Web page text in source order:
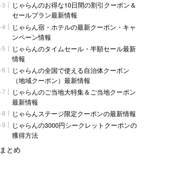
じゃらんのお得な10日間の割引クーポン＆
セールプラン最新情報
じゃらん宿・ホテルの最新クーポン・キャ
ンペーン情報
じゃらんのタイムセール・半額セール最新
情報
じゃらんの全国で使える自治体クーポン
（地域クーポン）最新情報
じゃらんのご当地大特集＆ご当地クーポン
最新情報
じゃらんステージ限定クーポンの最新情報
じゃらんの3000円シークレットクーポンの
獲得方法
まとめ